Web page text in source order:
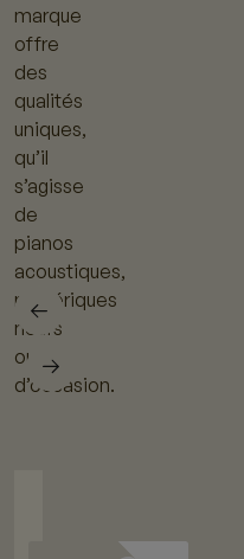
marque
offre
des
qualités
uniques,
qu’il
s’agisse
de
pianos
acoustiques,
numériques
neufs
ou
d’occasion.